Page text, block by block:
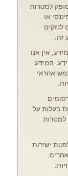
למטרות
או
לנזקים
זה.
אין אנו
המידע
אחראי
בעלות על
למטרות
ישירות